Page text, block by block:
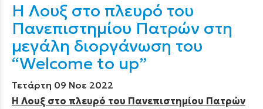
Η Λουξ στο πλευρό του
Πανεπιστημίου Πατρών στη
μεγάλη διοργάνωση του
“Welcome to up”
Τετάρτη 09 Νοε 2022
Η Λουξ στο πλευρό του Πανεπιστημίου Πατρών